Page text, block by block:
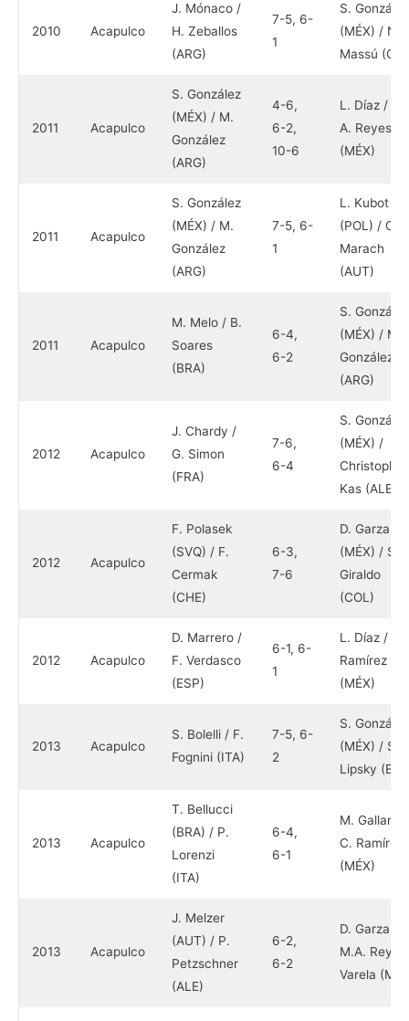
2010 Acapulco
J. Mónaco /
H. Zeballos
(ARG)
7-5, 6-
1
S. González
(MÉX) / N.
Massú
2011 Acapulco
S. González
(MÉX) / M.
González
(ARG)
4-6,
6-2,
10-6
L. Díaz / M.
A. Reyes
(MÉX)
2011 Acapulco
S. González
(MÉX) / M.
González
(ARG)
7-5, 6-
1
L. Kubot
(POL) / O.
Marach
(AUT)
2011 Acapulco
M. Melo / B.
Soares
(BRA)
6-4,
6-2
S. González
(MÉX) / M.
González
(ARG)
2012 Acapulco
J. Chardy /
G. Simon
(FRA)
7-6,
6-4
S. González
(MÉX) /
Christopher
Kas (ALE)
2012 Acapulco
F. Polasek
(SVQ) / F.
Cermak
(CHE)
6-3,
7-6
D. Garza
(MÉX) / S.
Giraldo
(COL)
2012 Acapulco
D. Marrero /
F. Verdasco
(ESP)
6-1, 6-
1
L. Díaz / C.
Ramírez
(MÉX)
2013 Acapulco
S. Bolelli / F.
Fognini (ITA)
7-5, 6-
2
S. González
(MÉX) / S.
Lipsky (E.U)
2013 Acapulco
T. Bellucci
(BRA) / P.
Lorenzi
(ITA)
6-4,
6-1
M.
C. Ramírez
(MÉX)
2013 Acapulco
J. Melzer
(AUT) / P.
Petzschner
(ALE)
6-2,
6-2
D. Garza /
M.A.
Varela